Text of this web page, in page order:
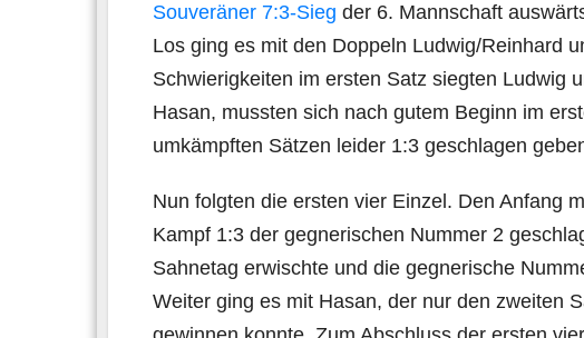
Souveräner 7:3-Sieg der 6. Mannschaft
Los ging es mit den Doppeln Ludwig/Reinhard
Schwierigkeiten im ersten Satz siegten Ludwig
Hasan, mussten sich nach gutem Beginn im
umkämpften Sätzen leider 1:3 geschlagen
Nun folgten die ersten vier Einzel. Den Anfang
Kampf 1:3 der gegnerischen Nummer 2
Sahnetag erwischte und die gegnerische
Weiter ging es mit Hasan, der nur den zweiten